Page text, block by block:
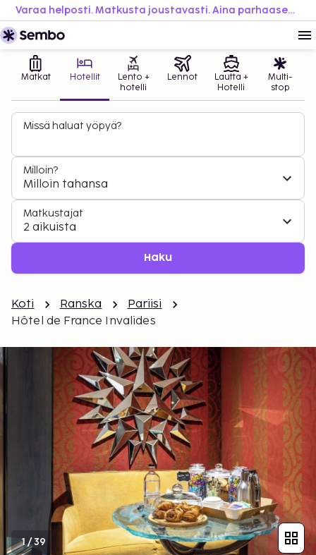
Varaa helposti. Matkusta joustavasti. Aina parhaaseen hintaan.
Matkat Hotellit
Lento +
hotelli
Lennot
Lautta +
Hotelli
Multi-
stop
Missä haluat yöpyä?
Milloin?
Milloin tahansa
Matkustajat
2 aikuista
Haku
Koti Ranska
Pariisi
Hôtel de France Invalides
1/39